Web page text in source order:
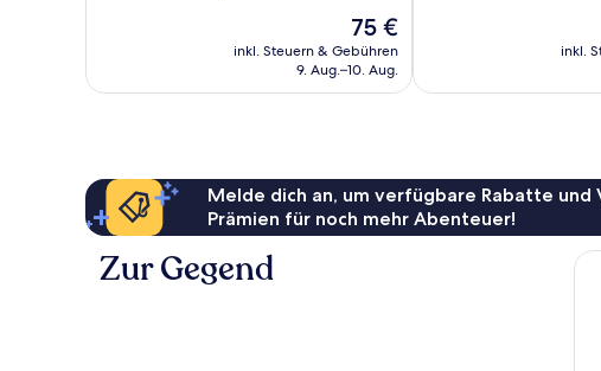
Der
Preis
beträgt
75 €
inkl. Steuern & Gebühren
9. Aug.–10. Aug.
inkl.
Melde dich an, um verfügbare Rabatte und
Prämien für noch mehr Abenteuer!
Zur Gegend